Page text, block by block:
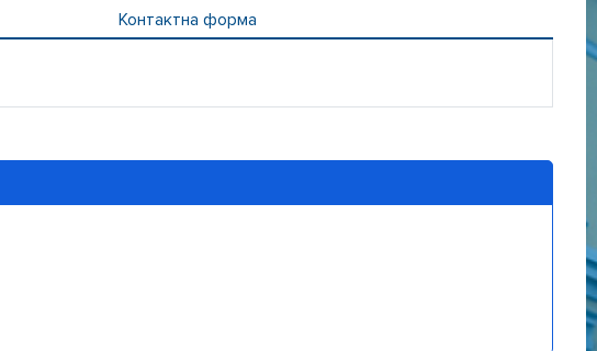
Контактна форма